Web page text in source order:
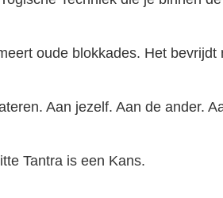
oude blokkades. Het bevrijdt
Aan jezelf. Aan de ander.
Tantra is een Kans.